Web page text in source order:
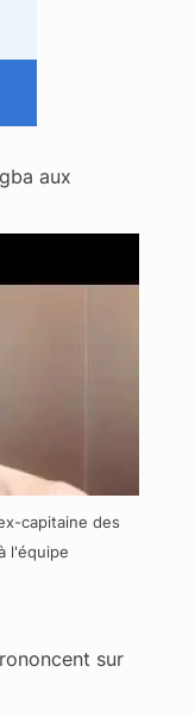
aux
capitaine des
l'équipe
sur